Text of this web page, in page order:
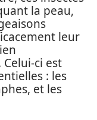
la peau,
leur
ci est
: les
et les